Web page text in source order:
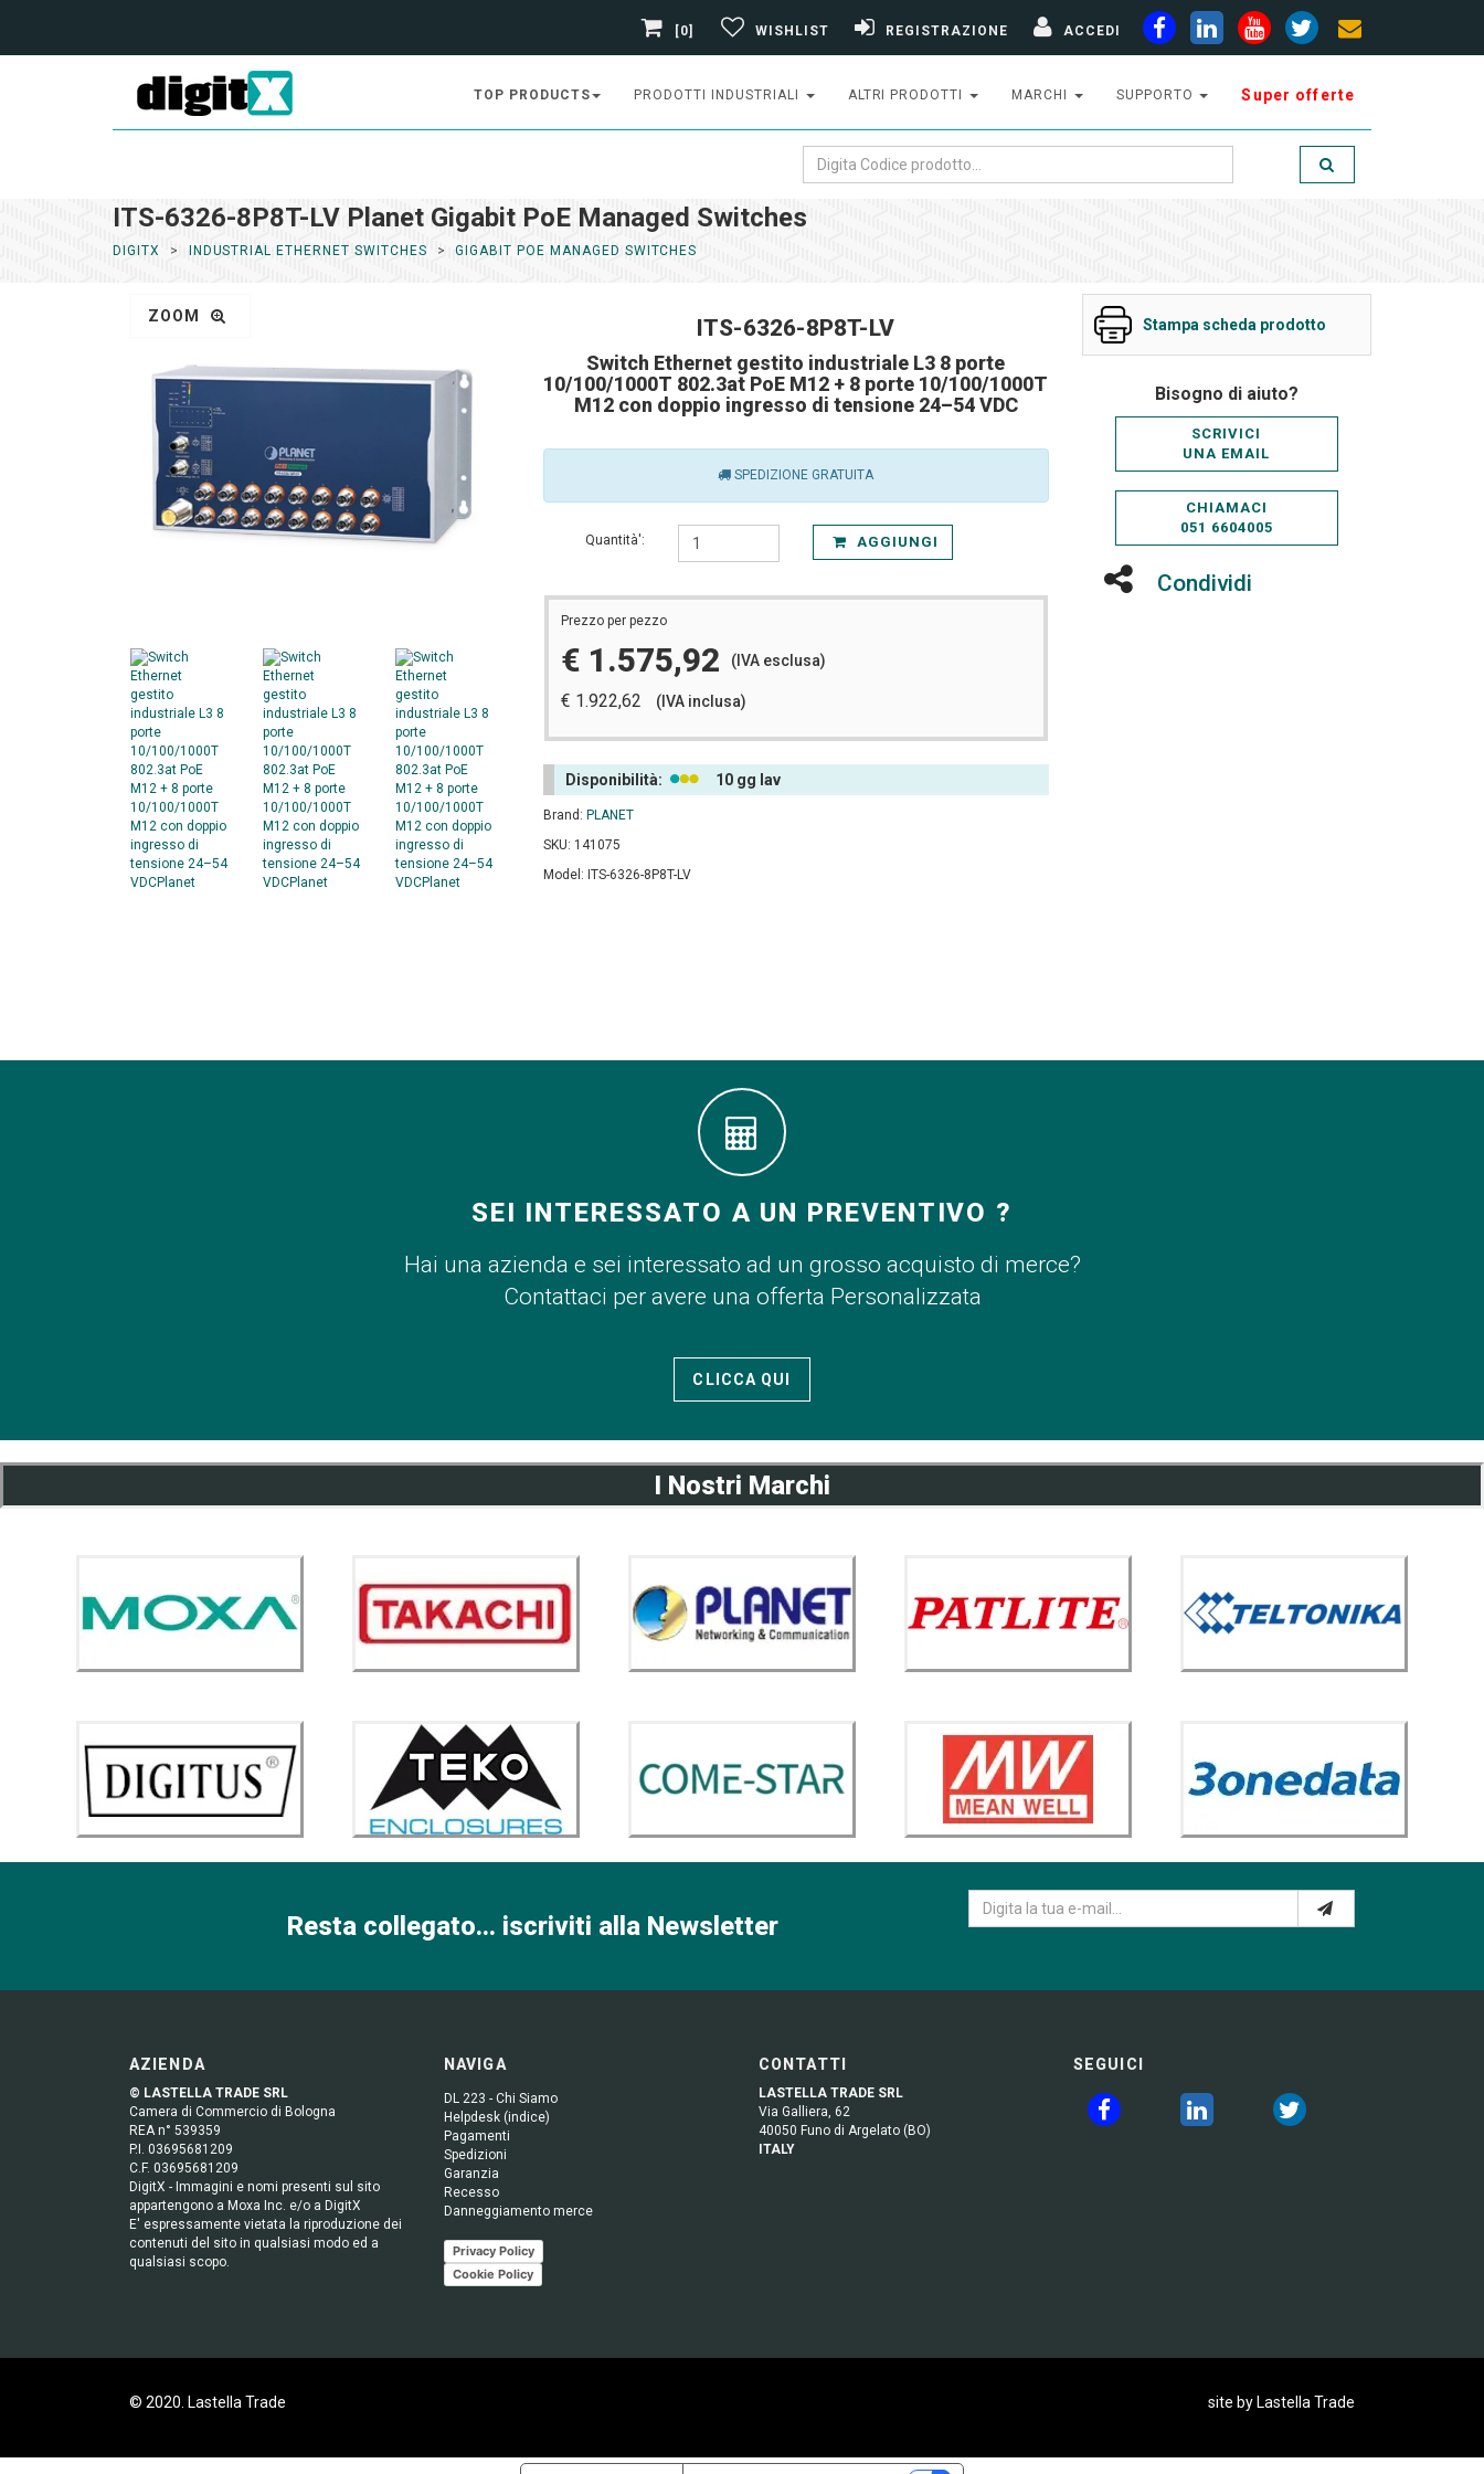
[0] WISHLIST REGISTRAZIONE ACCEDI
TOP PRODUCTS PRODOTTI INDUSTRIALI ALTRI PRODOTTI MARCHI SUPPORTO Super offerte
ITS-6326-8P8T-LV Planet Gigabit PoE Managed Switches
DIGITX INDUSTRIAL ETHERNET SWITCHES GIGABIT POE MANAGED SWITCHES
ZOOM ITS-6326-8P8T-LV
Switch Ethernet gestito industriale L3 8 porte
10/100/1000T 802.3at PoE M12 + 8 porte 10/100/1000T
M12 con doppio ingresso di tensione 24–54 VDC
SPEDIZIONE GRATUITA
Quantità': AGGIUNGI
Prezzo per pezzo
€ 1.575,92 (IVA esclusa)
€ 1.922,62 (IVA inclusa)
Disponibilità: 10 gg lav
Brand: PLANET
SKU: 141075
Model: ITS-6326-8P8T-LV
Stampa scheda prodotto
Bisogno di aiuto?
SCRIVICI
UNA EMAIL
CHIAMACI
051 6604005
Condividi
SEI INTERESSATO A UN PREVENTIVO ?
Hai una azienda e sei interessato ad un grosso acquisto di merce?
Contattaci per avere una offerta Personalizzata
CLICCA QUI
I Nostri Marchi
Resta collegato... iscriviti alla Newsletter
AZIENDA
© LASTELLA TRADE SRL
Camera di Commercio di Bologna
REA n° 539359
P.I. 03695681209
C.F. 03695681209
DigitX - Immagini e nomi presenti sul sito
appartengono a Moxa Inc. e/o a DigitX
E' espressamente vietata la riproduzione dei
contenuti del sito in qualsiasi modo ed a
qualsiasi scopo.
NAVIGA
DL 223 - Chi Siamo
Helpdesk (indice)
Pagamenti
Spedizioni
Garanzia
Recesso
Danneggiamento merce
Privacy Policy
Cookie Policy
CONTATTI
LASTELLA TRADE SRL
Via Galliera, 62
40050 Funo di Argelato (BO)
ITALY
SEGUICI
© 2020. Lastella Trade site by Lastella Trade